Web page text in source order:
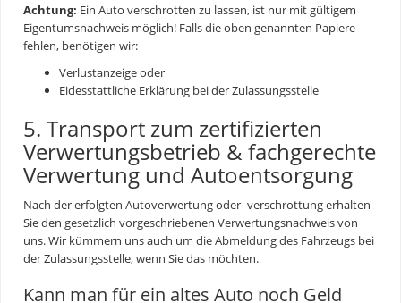
Achtung: Ein Auto verschrotten zu lassen, ist nur mit gültigem
Eigentumsnachweis möglich! Falls die oben genannten Papiere
fehlen, benötigen wir:
Verlustanzeige oder
Eidesstattliche Erklärung bei der Zulassungsstelle
5. Transport zum zertifizierten
Verwertungsbetrieb & fachgerechte
Verwertung und Autoentsorgung
Nach der erfolgten Autoverwertungoder -verschrottung erhalten
Sie den gesetzlich vorgeschriebenen Verwertungsnachweis von
uns. Wir kümmern uns auch um die Abmeldung des Fahrzeugs bei
der Zulassungsstelle, wenn Sie das möchten.
Kann man für ein altes Auto noch Geld